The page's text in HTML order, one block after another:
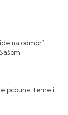
na odmor“
pobune: teme i